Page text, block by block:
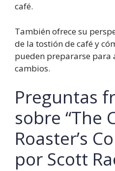
café.
También ofrece su
de la tostión de café y
pueden prepararse para
cambios.
Preguntas
sobre “The
Roaster’s
por Scott